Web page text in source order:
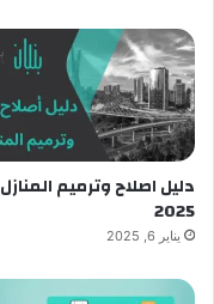
دليل اصلاح وترميم المنازل
2025
يناير 6, 2025